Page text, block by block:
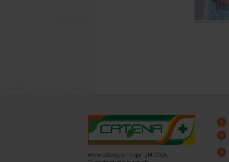
www.catena.ro - copyright 2026,